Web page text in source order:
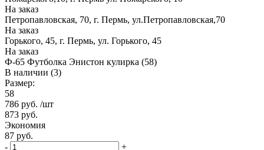
На заказ
Петропавловская, 70, г. Пермь, ул.Петропавловская,70
На заказ
Горького, 45, г. Пермь, ул. Горького, 45
На заказ
Ф-65 Футболка Энистон кулирка (58)
В наличии (3)
Размер:
58
786 руб. /шт
873 руб.
Экономия
87 руб.
-
+